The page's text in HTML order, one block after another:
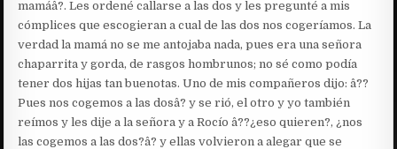
mamáâ?. Les ordené callarse a las dos y les pregunté a mis
cómplices que escogieran a cual de las dos nos cogeríamos. La
verdad la mamá no se me antojaba nada, pues era una señora
chaparrita y gorda, de rasgos hombrunos; no sé como podía
tener dos hijas tan buenotas. Uno de mis compañeros dijo: â??
Pues nos cogemos a las dosâ? y se rió, el otro y yo también
reímos y les dije a la señora y a Rocío â??¿eso quieren?, ¿nos
las cogemos a las dos?â? y ellas volvieron a alegar que se